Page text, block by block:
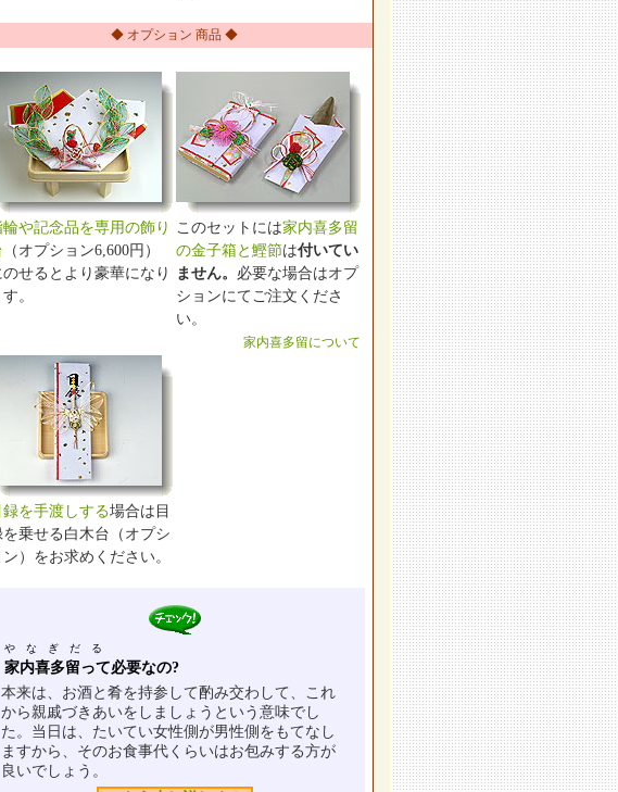
◆ オプション 商品 ◆
輪や記念品を専用の飾り
（オプション6,600円）
のせるとより豪華になり
。
このセットには家内喜多留
の金子箱と鰹節は付いてい
ません。 必要な場合はオプ
ションにてご注文くださ
い。
家内喜多留について
録を手渡しする場合は目
を乗せる白木台（オプシ
ン）をお求めください。
や な ぎ だ る
家内喜多留って必要なの?
本来は、お酒と肴を持参して酌み交わして、これ
から親戚づきあいをしましょうという意味でし
た。当日は、たいてい女性側が男性側をもてなし
ますから、そのお食事代くらいはお包みする方が
良いでしょう。